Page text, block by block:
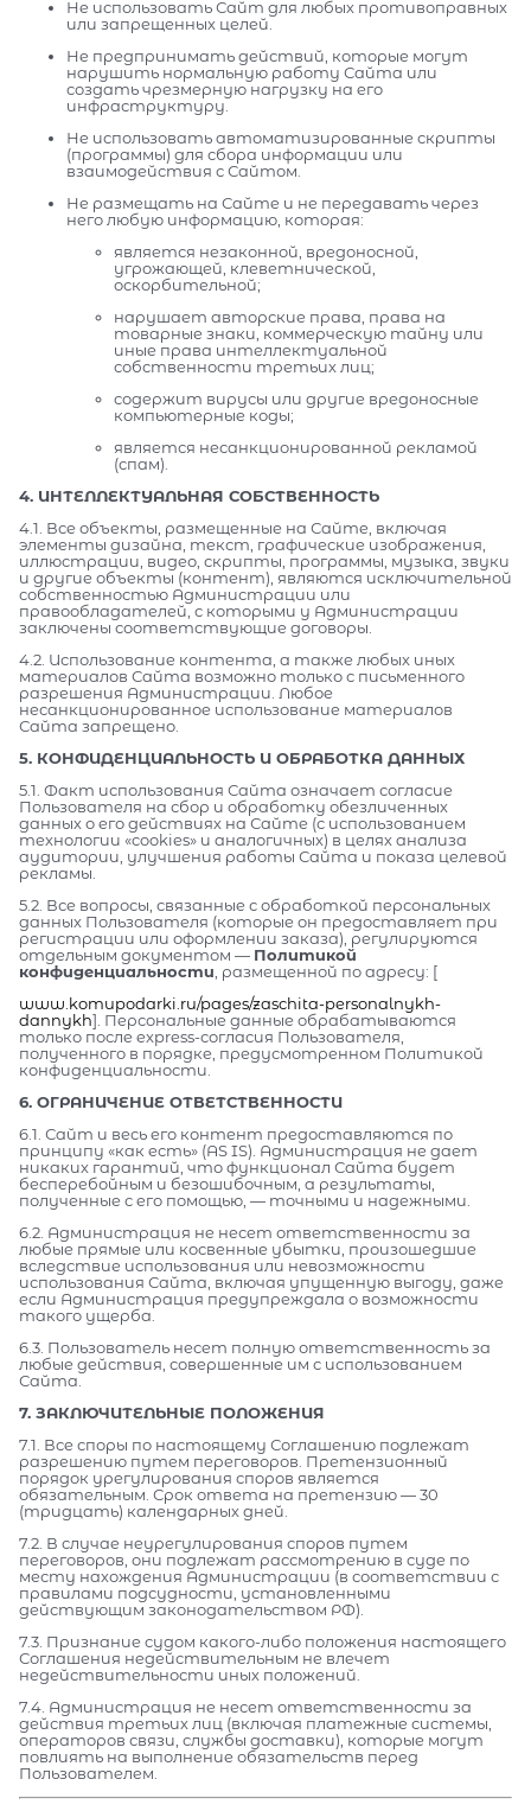
Не использовать Сайт для любых противоправных
или запрещенных целей.
Не предпринимать действий, которые могут
нарушить нормальную работу Сайта или
создать чрезмерную нагрузку на его
инфраструктуру.
Не использовать автоматизированные скрипты
(программы) для сбора информации или
взаимодействия с Сайтом.
Не размещать на Сайте и не передавать через
него любую информацию, которая:
является незаконной, вредоносной,
угрожающей, клеветнической,
оскорбительной;
нарушает авторские права, права на
товарные знаки, коммерческую тайну или
иные права интеллектуальной
собственности третьих лиц;
содержит вирусы или другие вредоносные
компьютерные коды;
является несанкционированной рекламой
(спам).
4. ИНТЕЛЛЕКТУАЛЬНАЯ СОБСТВЕННОСТЬ
4.1. Все объекты, размещенные на Сайте, включая
элементы дизайна, текст, графические изображения,
иллюстрации, видео, скрипты, программы, музыка, звуки
и другие объекты (контент), являются исключительной
собственностью Администрации или
правообладателей, с которыми у Администрации
заключены соответствующие договоры.
4.2. Использование контента, а также любых иных
материалов Сайта возможно только с письменного
разрешения Администрации. Любое
несанкционированное использование материалов
Сайта запрещено.
5. КОНФИДЕНЦИАЛЬНОСТЬ И ОБРАБОТКА ДАННЫХ
5.1. Факт использования Сайта означает согласие
Пользователя на сбор и обработку обезличенных
данных о его действиях на Сайте (с использованием
технологии «cookies» и аналогичных) в целях анализа
аудитории, улучшения работы Сайта и показа целевой
рекламы.
5.2. Все вопросы, связанные с обработкой персональных
данных Пользователя (которые он предоставляет при
регистрации или оформлении заказа), регулируются
отдельным документом — Политикой
конфиденциальности , размещенной по адресу: [
www.komupodarki.ru/pages/zaschita-personalnykh-
dannykh]. Персональные данные обрабатываются
только после express-согласия Пользователя,
полученного в порядке, предусмотренном Политикой
конфиденциальности.
6. ОГРАНИЧЕНИЕ ОТВЕТСТВЕННОСТИ
6.1. Сайт и весь его контент предоставляются по
принципу «как есть» (AS IS). Администрация не дает
никаких гарантий, что функционал Сайта будет
бесперебойным и безошибочным, а результаты,
полученные с его помощью, — точными и надежными.
6.2. Администрация не несет ответственности за
любые прямые или косвенные убытки, произошедшие
вследствие использования или невозможности
использования Сайта, включая упущенную выгоду, даже
если Администрация предупреждала о возможности
такого ущерба.
6.3. Пользователь несет полную ответственность за
любые действия, совершенные им с использованием
Сайта.
7. ЗАКЛЮЧИТЕЛЬНЫЕ ПОЛОЖЕНИЯ
7.1. Все споры по настоящему Соглашению подлежат
разрешению путем переговоров. Претензионный
порядок урегулирования споров является
обязательным. Срок ответа на претензию — 30
(тридцать) календарных дней.
7.2. В случае неурегулирования споров путем
переговоров, они подлежат рассмотрению в суде по
месту нахождения Администрации (в соответствии с
правилами подсудности, установленными
действующим законодательством РФ).
7.3. Признание судом какого-либо положения настоящего
Соглашения недействительным не влечет
недействительности иных положений.
7.4. Администрация не несет ответственности за
действия третьих лиц (включая платежные системы,
операторов связи, службы доставки), которые могут
повлиять на выполнение обязательств перед
Пользователем.